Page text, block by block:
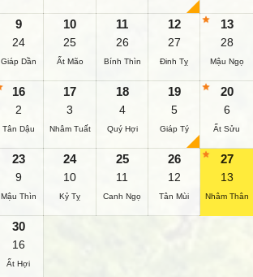
9
24
Giáp Dần
10
25
Ất Mão
11
26
Bính Thìn
12
27
Đinh Tỵ
13
28
Mậu Ngọ
16
2
Tân Dậu
17
3
Nhâm Tuất
18
4
Quý Hợi
19
5
Giáp Tý
20
6
Ất Sửu
23
9
Mậu Thìn
24
10
Kỷ Tỵ
25
11
Canh Ngọ
26
12
Tân Mùi
27
13
Nhâm Thân
30
16
Ất Hợi